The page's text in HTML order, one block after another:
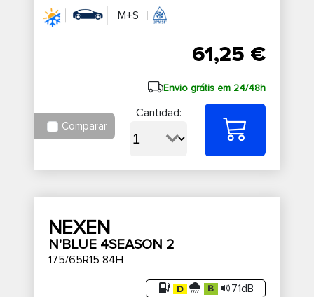
M+S
61,25 €
Envio grátis em 24/48h
Comparar
Cantidad:
NEXEN
N'BLUE 4SEASON 2
175/65R15 84H
71dB